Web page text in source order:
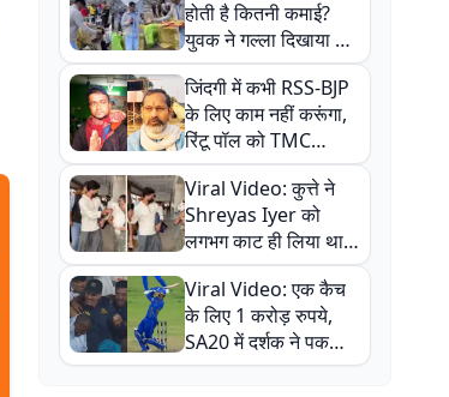
की गंदी चाल
होती है कितनी कमाई?
युवक ने गल्ला दिखाया तो
नौकरी वालों के खड़े हो गए
कान
जिंदगी में कभी RSS-BJP
के लिए काम नहीं करूंगा,
रिंटू पॉल को TMC
ऑफिस में ले जाकर पीटा,
Video वायरल
Viral Video: कुत्ते ने
Shreyas Iyer को
लगभग काट ही लिया था,
न्यूजीलैंड सीरीज से पहले
बाल-बाल बचे
Viral Video: एक कैच
के लिए 1 करोड़ रुपये,
SA20 में दर्शक ने पकड़ा
एक हाथ से गजब का कैच